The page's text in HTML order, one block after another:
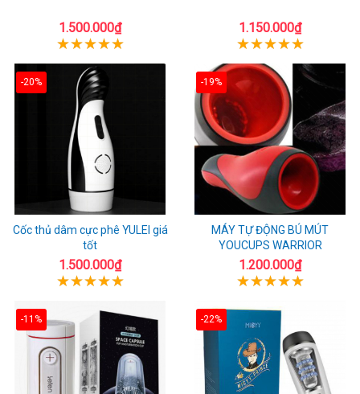
1.500.000₫ 1.150.000₫
-20%
Cốc thủ dâm cực phê YULEI giá
tốt
1.500.000₫
-19%
MÁY TỰ ĐỘNG BÚ MÚT
YOUCUPS WARRIOR
1.200.000₫
-11% -22%